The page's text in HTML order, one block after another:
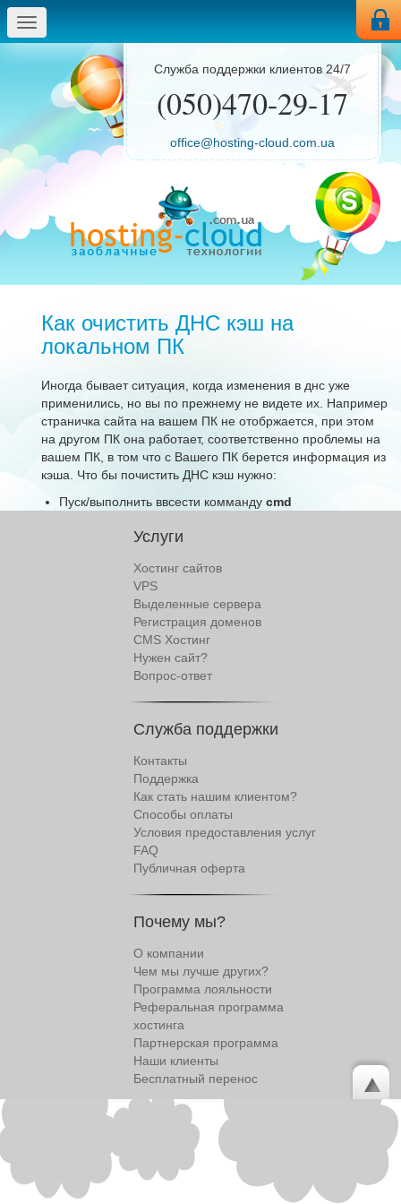
Меню
Служба поддержки клиентов 24/7
(050)470-29-17
office@hosting-cloud.com.ua
Как очистить ДНС кэш на
локальном ПК
Иногда бывает ситуация, когда изменения в днс уже
применились, но вы по прежнему не видете их. Например
страничка сайта на вашем ПК не отобржается, при этом
на другом ПК она работает, соответственно проблемы на
вашем ПК, в том что с Вашего ПК берется информация из
кэша. Что бы почистить ДНС кэш нужно:
Пуск/выполнить ввсести комманду cmd
Услуги
Хостинг сайтов
VPS
Выделенные сервера
Регистрация доменов
CMS Хостинг
Нужен сайт?
Вопрос-ответ
Служба поддержки
Контакты
Поддержка
Как стать нашим клиентом?
Способы оплаты
Условия предоставления услуг
FAQ
Публичная оферта
Почему мы?
О компании
Чем мы лучше других?
Программа лояльности
Реферальная программа
хостинга
Партнерская программа
Наши клиенты
Бесплатный перенос